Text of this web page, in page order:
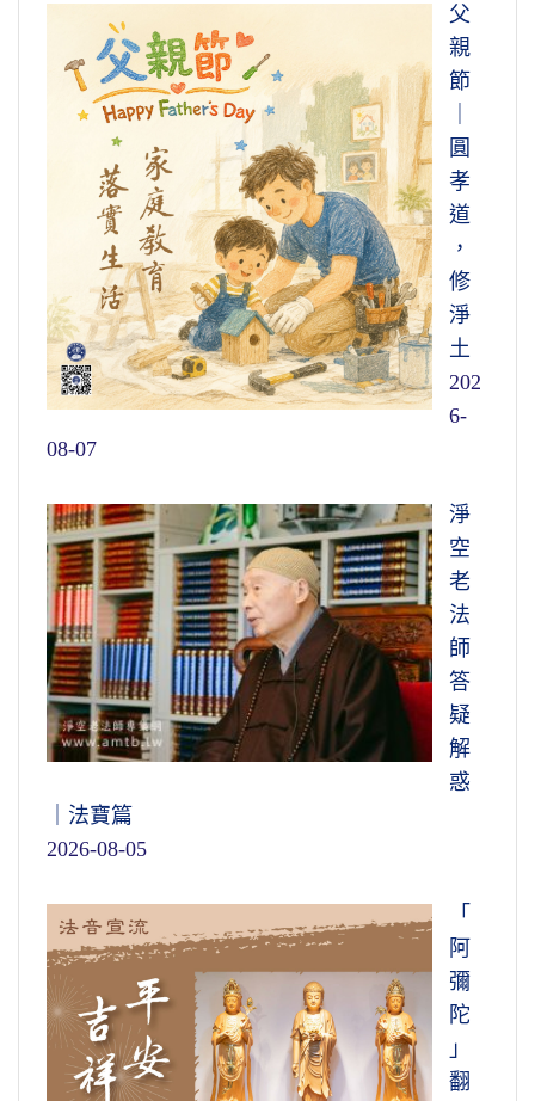
父
親
節
圓
孝
道
，
修
淨
土
202
6-
08-07
淨
空
老
法
師
答
疑
解
惑
｜法寶篇
2026-08-05
「
阿
彌
陀
」
翻